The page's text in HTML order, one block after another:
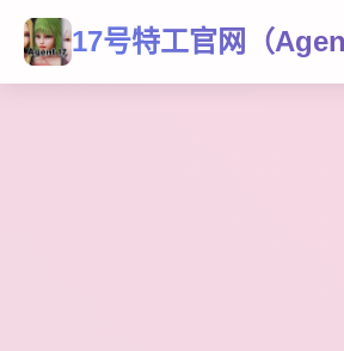
17号特工官网（